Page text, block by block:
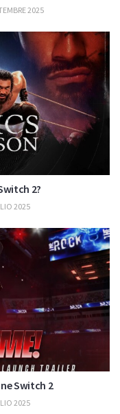
2025
2?
2025
Switch 2
2025